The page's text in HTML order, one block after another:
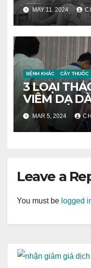
hơiMAY 11, 2024
BỆNH KHÁC CÂY THUỐC
3 LOẠI
VIÊM DẠ
MAR 5, 2024
Leave a
You must be logged